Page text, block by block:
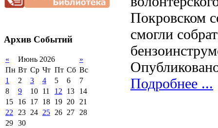
обучающихся
Международное
Организация питания в
образовательной
организации
2012-2013 уч.год
Архив Событий
« Июнь 2026
»
Пн Вт Ср Чт Пт Сб Вс
1
2 3 4 5 6
7
8
9 10 11 12 13
14
15
16 17 18 19 20 21
22 23 24 25 26 27 28
29 30
Покровском
смогли
Подробнее ...